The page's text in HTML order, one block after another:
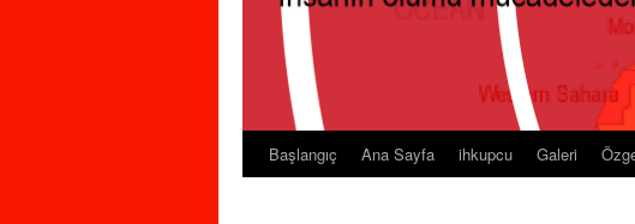
Başlangıç Ana Sayfa ihkupcu Galeri